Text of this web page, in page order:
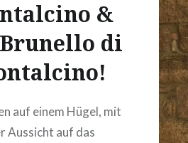
&
di
auf einem Hügel, mit
Aussicht auf das